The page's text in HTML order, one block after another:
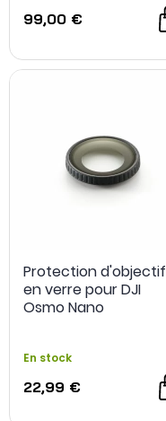
99,00 €
Protection d'objectif
en verre pour DJI
Osmo Nano
En stock
22,99 €